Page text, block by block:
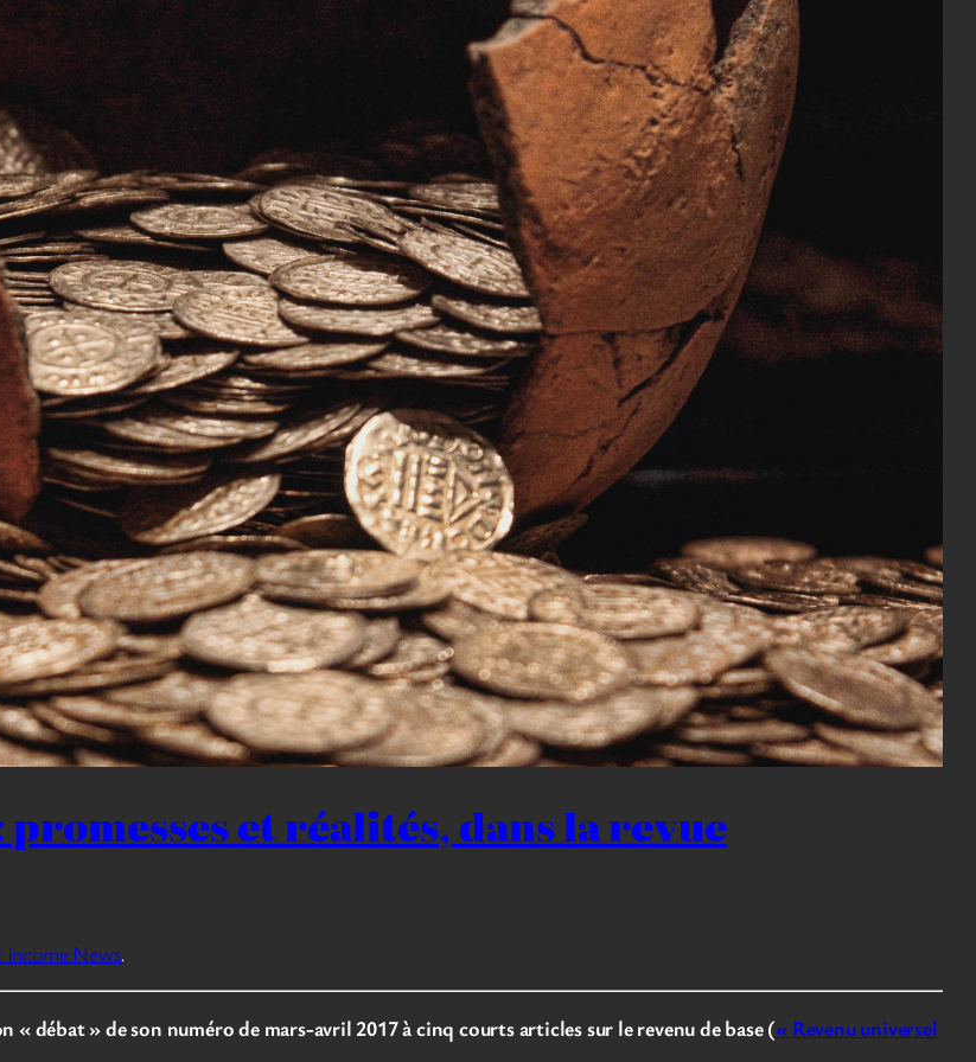
promesses et réalités, dans la revue
Income News.
« débat » de son numéro de mars-avril 2017 à cinq courts articles sur le revenu de base (« Revenu universel